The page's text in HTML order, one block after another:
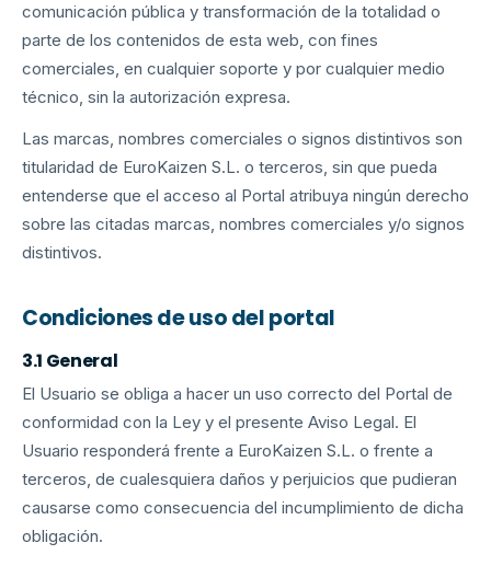
comunicación pública y transformación de la totalidad o
parte de los contenidos de esta web, con fines
comerciales, en cualquier soporte y por cualquier medio
técnico, sin la autorización expresa.
Las marcas, nombres comerciales o signos distintivos son
titularidad de EuroKaizen S.L. o terceros, sin que pueda
entenderse que el acceso al Portal atribuya ningún derecho
sobre las citadas marcas, nombres comerciales y/o signos
distintivos.
Condiciones de uso del portal
3.1 General
El Usuario se obliga a hacer un uso correcto del Portal de
conformidad con la Ley y el presente Aviso Legal. El
Usuario responderá frente a EuroKaizen S.L. o frente a
terceros, de cualesquiera daños y perjuicios que pudieran
causarse como consecuencia del incumplimiento de dicha
obligación.